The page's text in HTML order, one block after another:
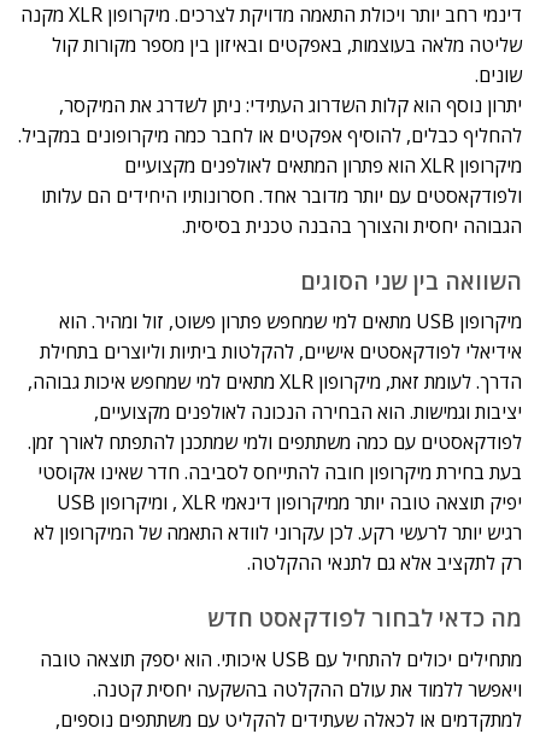
דינמי רחב יותר ויכולת התאמה מדויקת לצרכים. מיקרופון XLR מקנה
שליטה מלאה בעוצמות, באפקטים ובאיזון בין מספר מקורות קול
שונים.
יתרון נוסף הוא קלות השדרוג העתידי: ניתן לשדרג את המיקסר,
להחליף כבלים, להוסיף אפקטים או לחבר כמה מיקרופונים במקביל.
מיקרופון XLR הוא פתרון המתאים לאולפנים מקצועיים
ולפודקאסטים עם יותר מדובר אחד. חסרונותיו היחידים הם עלותו
הגבוהה יחסית והצורך בהבנה טכנית בסיסית.
השוואה בין שני הסוגים
מיקרופון USB מתאים למי שמחפש פתרון פשוט, זול ומהיר. הוא
אידיאלי לפודקאסטים אישיים, להקלטות ביתיות וליוצרים בתחילת
הדרך. לעומת זאת, מיקרופון XLR מתאים למי שמחפש איכות גבוהה,
יציבות וגמישות. הוא הבחירה הנכונה לאולפנים מקצועיים,
לפודקאסטים עם כמה משתתפים ולמי שמתכנן להתפתח לאורך זמן.
בעת בחירת מיקרופון חובה להתייחס לסביבה. חדר שאינו אקוסטי
יפיק תוצאה טובה יותר ממיקרופון דינאמי XLR , ומיקרופון USB
רגיש יותר לרעשי רקע. לכן עקרוני לוודא התאמה של המיקרופון לא
רק לתקציב אלא גם לתנאי ההקלטה.
מה כדאי לבחור לפודקאסט חדש
מתחילים יכולים להתחיל עם USB איכותי. הוא יספק תוצאה טובה
ויאפשר ללמוד את עולם ההקלטה בהשקעה יחסית קטנה.
למתקדמים או לכאלה שעתידים להקליט עם משתתפים נוספים,